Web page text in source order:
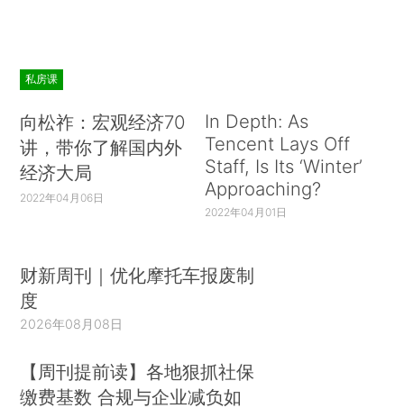
私房课
向松祚：宏观经济70
讲，带你了解国内外
经济大局
2022年04月06日
In Depth: As
Tencent Lays Off
Staff, Is Its ‘Winter’
Approaching?
2022年04月01日
财新周刊｜优化摩托车报废制
度
2026年08月08日
【周刊提前读】各地狠抓社保
缴费基数 合规与企业减负如